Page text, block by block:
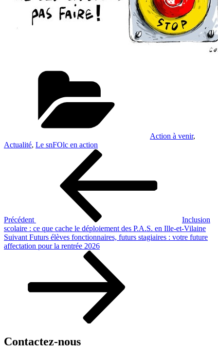
Action à venir,
Actualité, Le snFOlc en action
Précédent
Inclusion
scolaire : ce que cache le déploiement des P.A.S. en Ille-et-Vilaine
Article
suivant
Suivant Futurs élèves fonctionnaires, futurs stagiaires : votre future
affectation pour la rentrée 2026
Contactez-nous